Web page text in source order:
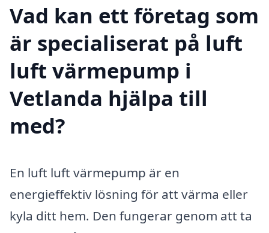
Vad kan ett företag som
är specialiserat på luft
luft värmepump i
Vetlanda hjälpa till
med?
En luft luft värmepump är en
energieffektiv lösning för att värma eller
kyla ditt hem. Den fungerar genom att ta